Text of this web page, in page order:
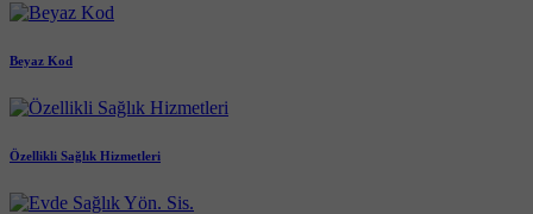
Beyaz Kod
Özellikli Sağlık Hizmetleri